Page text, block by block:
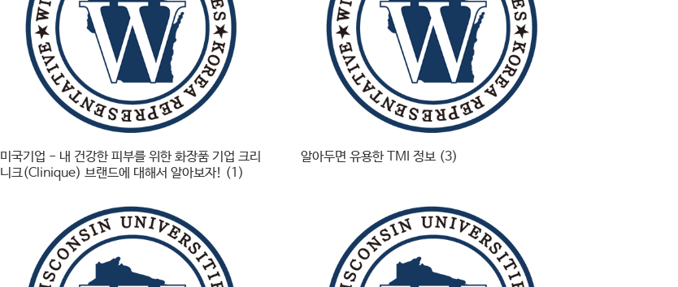
미국기업 - 내 건강한 피부를 위한 화장품 기업 크리
니크(Clinique) 브랜드에 대해서 알아보자! (1)
알아두면 유용한 TMI 정보 (3)